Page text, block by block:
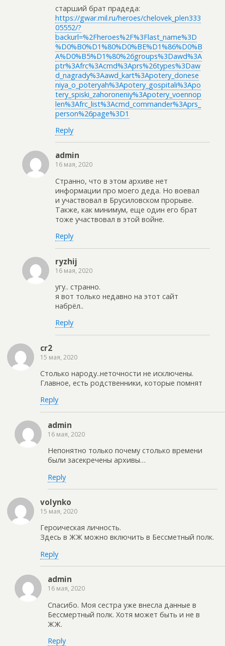
старший брат прадеда:
https://gwar.mil.ru/heroes/chelovek_plen333
05552/?
backurl=%2Fheroes%2F%3Flast_name%3D
%D0%B0%D1%80%D0%BE%D1%86%D0%B
A%D0%B5%D1%80%26groups%3Dawd%3A
ptr%3Afrc%3Acmd%3Aprs%26types%3Daw
d_nagrady%3Aawd_kart%3Apotery_donese
niya_o_poteryah%3Apotery_gospitali%3Apo
tery_spiski_zahoroneniy%3Apotery_voennop
len%3Afrc_list%3Acmd_commander%3Aprs_
person%26page%3D1
Reply
admin
16 мая, 2020
Странно, что в этом архиве нет
информации про моего деда. Но воевал
и участвовал в Брусиловском прорыве.
Также, как минимум, еще один его брат
тоже участвовал в этой войне.
Reply
ryzhij
16 мая, 2020
угу.. странно.
я вот только недавно на этот сайт
набрёл..
Reply
cr2
15 мая, 2020
Столько народу..неточности не исключены.
Главное, есть родственники, которые помнят
Reply
admin
16 мая, 2020
Непонятно только почему столько времени
были засекречены архивы…
Reply
volynko
15 мая, 2020
Героическая личность.
Здесь в ЖЖ можно включить в Бессметный полк.
Reply
admin
16 мая, 2020
Спасибо. Моя сестра уже внесла данные в
Бессмертный полк. Хотя может быть и не в
ЖЖ.
Reply